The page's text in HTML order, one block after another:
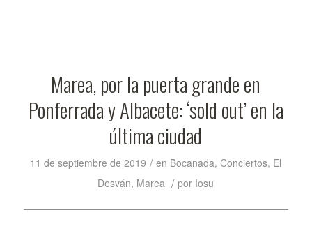
Marea, por la puerta grande en
Ponferrada y Albacete: ‘sold out’ en la
última ciudad
11 de septiembre de 2019 / en Bocanada,Conciertos, El
Desván, Marea / por Iosu